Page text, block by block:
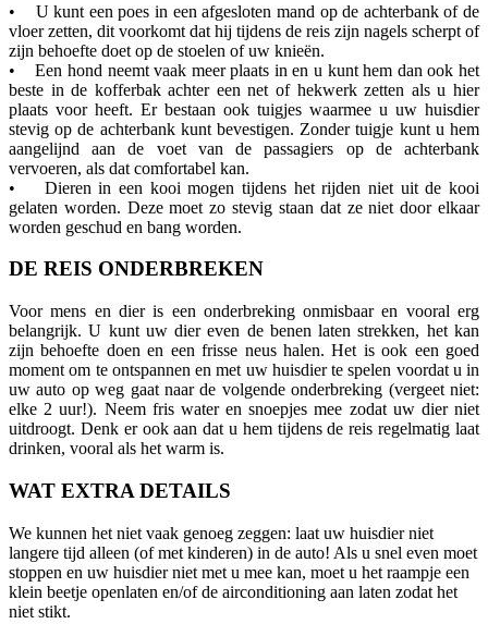
• U kunt een poes in een afgesloten mand op de achterbank of de
vloer zetten, dit voorkomt dat hij tijdens de reis zijn nagels scherpt of
zijn behoefte doet op de stoelen of uw knieën.
• Een hond neemt vaak meer plaats in en u kunt hem dan ook het
beste in de kofferbak achter een net of hekwerk zetten als u hier
plaats voor heeft. Er bestaan ook tuigjes waarmee u uw huisdier
stevig op de achterbank kunt bevestigen. Zonder tuigje kunt u hem
aangelijnd aan de voet van de passagiers op de achterbank
vervoeren, als dat comfortabel kan.
• Dieren in een kooi mogen tijdens het rijden niet uit de kooi
gelaten worden. Deze moet zo stevig staan dat ze niet door elkaar
worden geschud en bang worden.
DE REIS ONDERBREKEN
Voor mens en dier is een onderbreking onmisbaar en vooral erg
belangrijk. U kunt uw dier even de benen laten strekken, het kan
zijn behoefte doen en een frisse neus halen. Het is ook een goed
moment om te ontspannen en met uw huisdier te spelen voordat u in
uw auto op weg gaat naar de volgende onderbreking (vergeet niet:
elke 2 uur!). Neem fris water en snoepjes mee zodat uw dier niet
uitdroogt. Denk er ook aan dat u hem tijdens de reis regelmatig laat
drinken, vooral als het warm is.
WAT EXTRA DETAILS
We kunnen het niet vaak genoeg zeggen: laat uw huisdier niet
langere tijd alleen (of met kinderen) in de auto! Als u snel even moet
stoppen en uw huisdier niet met u mee kan, moet u het raampje een
klein beetje openlaten en/of de airconditioning aan laten zodat het
niet stikt.